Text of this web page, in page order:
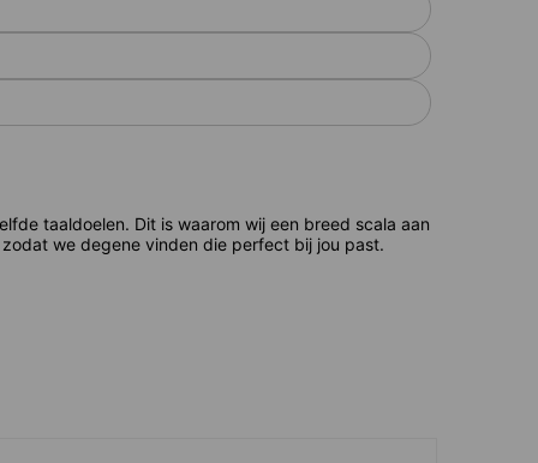
taaldoelen. Dit is waarom wij een breed scala aan
we degene vinden die perfect bij jou past.